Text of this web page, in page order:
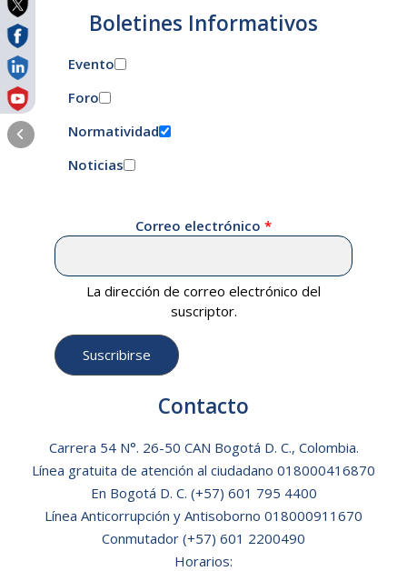
Boletines Informativos
Evento
Foro
Normatividad
Noticias
Correo electrónico
La dirección de correo electrónico del
suscriptor.
Contacto
Carrera 54 N°. 26-50 CAN Bogotá D. C., Colombia.
Línea gratuita de atención al ciudadano 018000416870
En Bogotá D. C. (+57) 601 795 4400
Línea Anticorrupción y Antisoborno 018000911670
Conmutador (+57) 601 2200490
Horarios: